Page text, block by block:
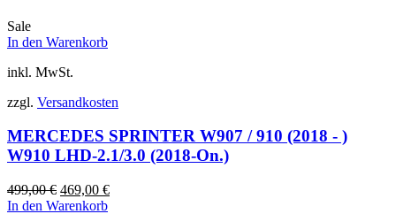
Sale
In den Warenkorb
inkl. MwSt.
zzgl. Versandkosten
MERCEDES SPRINTER W907 / 910 (2018 - )
W910 LHD-2.1/3.0 (2018-On.)
499,00€ Ursprünglicher
Preis
469,00 €Aktueller
In den Warenkorb